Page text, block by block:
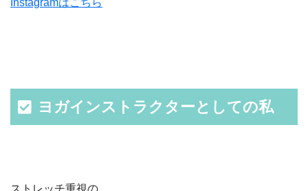
ヨガインストラクターとしての私